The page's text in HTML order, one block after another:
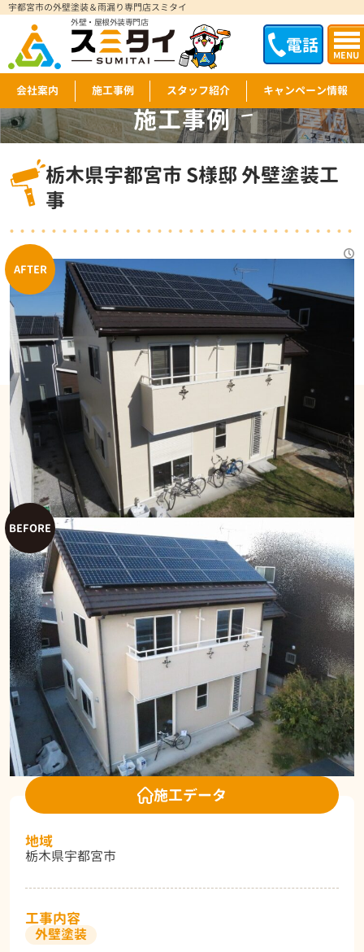
電話 MENU
宇都宮市の外壁塗装＆雨漏り専門店スミタイ
外壁・屋根外装専門店
会社案内 施工事例 スタッフ紹介 キャンペーン情報
施工事例
WORKS
栃木県宇都宮市 S様邸 外壁塗装工
事
施工データ
地域
栃木県宇都宮市
工事内容
外壁塗装